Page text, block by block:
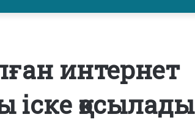
интернет
іске қосылады